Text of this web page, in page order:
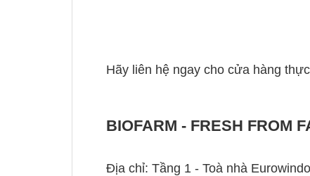
Hãy liên hệ ngay cho cửa hàng
BIOFARM - FRESH FROM
Địa chỉ: Tầng 1 - Toà nhà